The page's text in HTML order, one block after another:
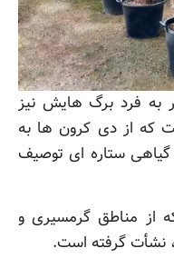
به فرد برگ هایش نیز
که از دی کرون ها به
گیاهی ستاره ای توصیف
از مناطق گرمسیری و
نشأت گرفته است.